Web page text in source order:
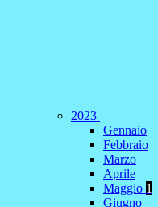
2023
Gennaio
Febbraio
Marzo
Aprile
Maggio 1
Giugno